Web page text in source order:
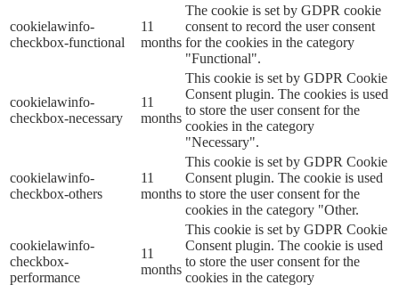
cookielawinfo-
checkbox-functional
11
months
The cookie is set by GDPR cookie
consent to record the user consent
for the cookies in the category
"Functional".
cookielawinfo-
checkbox-necessary
11
months
This cookie is set by GDPR Cookie
Consent plugin. The cookies is used
to store the user consent for the
cookies in the category
"Necessary".
cookielawinfo-
checkbox-others
11
months
This cookie is set by GDPR Cookie
Consent plugin. The cookie is used
to store the user consent for the
cookies in the category "Other.
cookielawinfo-
checkbox-
performance
11
months
This cookie is set by GDPR Cookie
Consent plugin. The cookie is used
to store the user consent for the
cookies in the category